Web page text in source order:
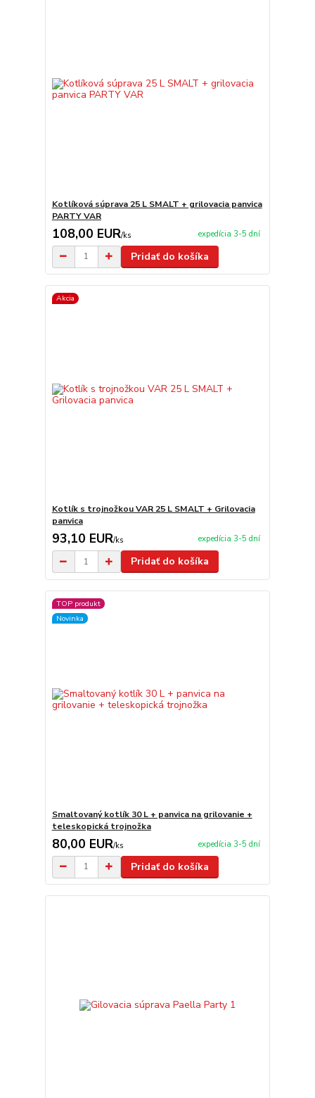
Kotlíková súprava 25 L SMALT + grilovacia panvica
PARTY VAR
108,00 EUR/ks expedícia 3-5 dní
Pridať do košíka
Akcia
Kotlík s trojnožkou VAR 25 L SMALT + Grilovacia
panvica
93,10 EUR/ks expedícia 3-5 dní
Pridať do košíka
TOP produkt
Novinka
Smaltovaný kotlík 30 L + panvica na grilovanie +
teleskopická trojnožka
80,00 EUR/ks expedícia 3-5 dní
Pridať do košíka